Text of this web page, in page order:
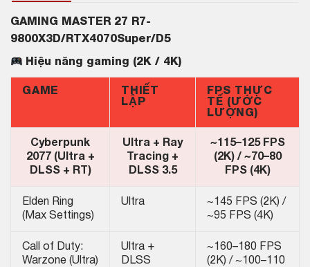
GAMING MASTER 27 R7-
9800X3D/RTX4070Super/D5
Hiệu năng gaming (2K / 4K)
GAME
THIẾT
LẬP
FPS THỰC
TẾ (ƯỚC
LƯỢNG)
Cyberpunk
2077 (Ultra +
DLSS + RT)
Ultra + Ray
Tracing +
DLSS 3.5
~115–125 FPS
(2K) / ~70–80
FPS (4K)
Elden Ring
(Max Settings)
Ultra
~145 FPS (2K) /
~95 FPS (4K)
Call of Duty:
Warzone (Ultra)
Ultra +
DLSS
~160–180 FPS
(2K) / ~100–110